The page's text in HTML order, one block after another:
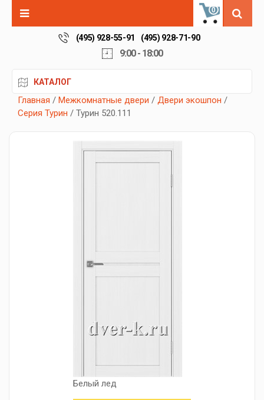
0
(495) 928-55-91 (495) 928-71-90
9:00 - 18:00
КАТАЛОГ
Главная / Межкомнатные двери / Двери экошпон /
Серия Турин / Турин 520.111
Белый лед